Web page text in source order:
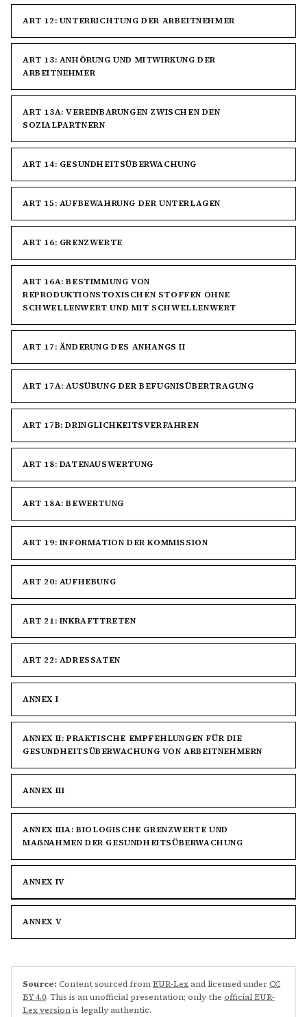
ART 12: UNTERRICHTUNG DER ARBEITNEHMER
ART 13: ANHÖRUNG UND MITWIRKUNG DER
ARBEITNEHMER
ART 13A: VEREINBARUNGEN ZWISCHEN DEN
SOZIALPARTNERN
ART 14: GESUNDHEITSÜBERWACHUNG
ART 15: AUFBEWAHRUNG DER UNTERLAGEN
ART 16: GRENZWERTE
ART 16A: BESTIMMUNG VON
REPRODUKTIONSTOXISCHEN STOFFEN OHNE
SCHWELLENWERT UND MIT SCHWELLENWERT
ART 17: ÄNDERUNG DES ANHANGS II
ART 17A: AUSÜBUNG DER BEFUGNISÜBERTRAGUNG
ART 17B: DRINGLICHKEITSVERFAHREN
ART 18: DATENAUSWERTUNG
ART 18A: BEWERTUNG
ART 19: INFORMATION DER KOMMISSION
ART 20: AUFHEBUNG
ART 21: INKRAFTTRETEN
ART 22: ADRESSATEN
ANNEX I
ANNEX II: PRAKTISCHE EMPFEHLUNGEN FÜR DIE
GESUNDHEITSÜBERWACHUNG VON ARBEITNEHMERN
ANNEX III
ANNEX IIIA: BIOLOGISCHE GRENZWERTE UND
MAẞNAHMEN DER GESUNDHEITSÜBERWACHUNG
ANNEX IV
ANNEX V
Source: Content sourced fromEUR-Lexand licensed underCC
BY 4.0. This is an unofficial presentation; only the official EUR-
Lex versionis legally authentic.